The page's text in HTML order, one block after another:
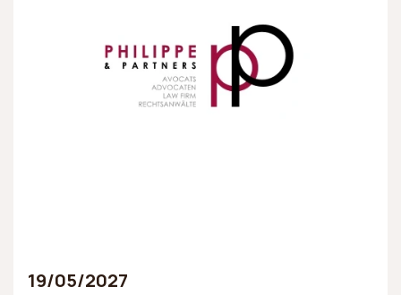
19/05/2027